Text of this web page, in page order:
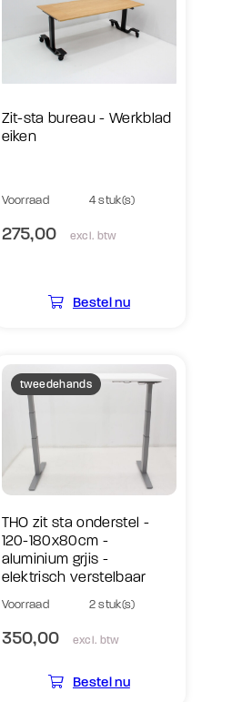
Zit-sta bureau - Werkblad
eiken
Voorraad 4 stuk(s)
275,00 excl. btw
Bestel nu
tweedehands
THO zit sta onderstel -
120-180x80cm -
aluminium grjis -
elektrisch verstelbaar
Voorraad 2 stuk(s)
350,00 excl. btw
Bestel nu